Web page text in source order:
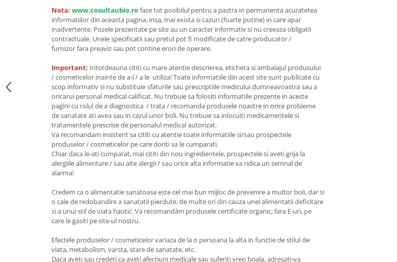
Produse care inlocuiesc carnea
Unt, alternativa unt
Ciocolata
Dulceturi, gemuri, compoturi
Bomboane, Caramele si Jeleuri
Biscuiti si napolitane
Zahar si indulcitori
Guma de mestecat bio
Mixuri, condimente si mirodenii
Nota: www.cosultaubio.roface tot posibilul pentru a pastra in permanenta acuratetea
informatiilor din aceasta pagina, insa, mai exista si cazuri (foarte putine) in care apar
inadvertente. Pozele prezentate pe site au un caracter informativ si nu creeaza obligatii
contractuale. Unele specificatii sau pretul pot fi modificate de catre producator /
furnizor fara preaviz sau pot contine erori de operare.
Important: Intotdeauna cititi cu mare atentie descrierea, eticheta si ambalajul produsului
/ cosmeticelor inainte de a-l / a le utiliza! Toate informatiile din acest site sunt publicate cu
scop informativ si nu substituie sfaturile sau prescriptiile medicului dumneavoastra sau a
oricarui personal medical calificat. Nu trebuie sa folositi informatiile prezente in aceste
pagini cu rolul de a diagnostica / trata / recomanda produsele noastre in orice probleme
de sanatate ati avea sau in cazul unor boli. Nu trebuie sa inlocuiti medicamentele si
tratamentele prescrise de personalul medical autorizat.
Va recomandam insistent sa cititi cu atentie toate informatiile si/sau prospectele
produselor / cosmeticelor pe care doriti sa le cumparati.
Chiar daca le-ati cumparat, mai cititi din nou ingredientele, prospectele si aveti grija la
alergiile alimentare / sau alte alergii / sau orice alta informatie va ridica un semnal de
alarma!
Credem ca o alimentatie sanatoasa este cel mai bun mijloc de prevenire a multor boli, dar si
o cale de redobandire a sanatatii pierdute, de multe ori din cauza unei alimentatii deficitare
si a unui stil de viata haotic. Va recomandăm produsele certificate organic, fara E-uri, pe
care le gasiti pe site-ul nostru.
Efectele produselor / cosmeticelor variaza de la o persoana la alta in functie de stilul de
viata, metabolism, varsta, stare de sanatate, etc.
Daca aveti sau credeti ca aveti afectiuni medicale sau suferiti vreo boala, adresati-va